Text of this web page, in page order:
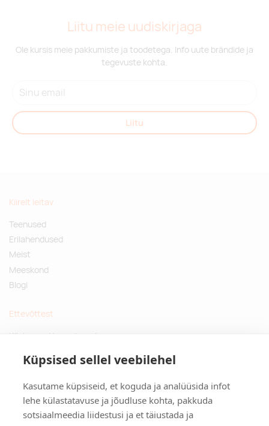
Küpsised sellel veebilehel
Kasutame küpsiseid, et koguda ja analüüsida infot
lehe külastatavuse ja jõudluse kohta, pakkuda
sotsiaalmeedia liidestusi ja et täiustada ja
Liitu meie uudiskirjaga
Ole kursis meie pakkumiste ja toodetega. Info uute brändide ja
tegevuste kohta.
Liitu
Kiirelt leitav
Teenused
Erilahendused
Meist
Meeskond
Blogi
Ettevõttest
Küsimused ja vastused
Privaatsuspoliitika
Kontakt
Tulika põik 3, Tallinn